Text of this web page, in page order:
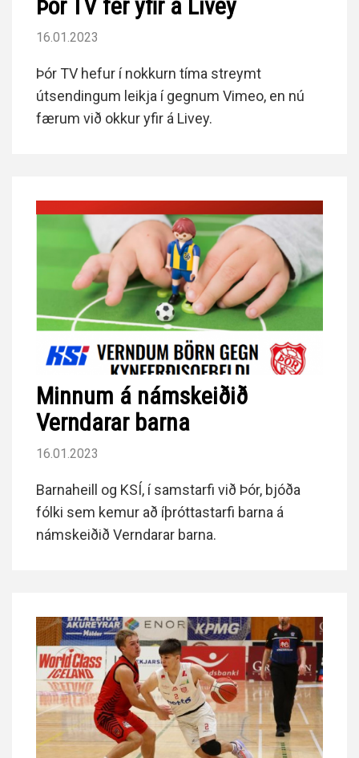
Þór TV fer yfir á Livey
16.01.2023
Þór TV hefur í nokkurn tíma streymt
útsendingum leikja í gegnum Vimeo, en nú
færum við okkur yfir á Livey.
Minnum á námskeiðið
Verndarar barna
16.01.2023
Barnaheill og KSÍ, í samstarfi við Þór, bjóða
fólki sem kemur að íþróttastarfi barna á
námskeiðið Verndarar barna.